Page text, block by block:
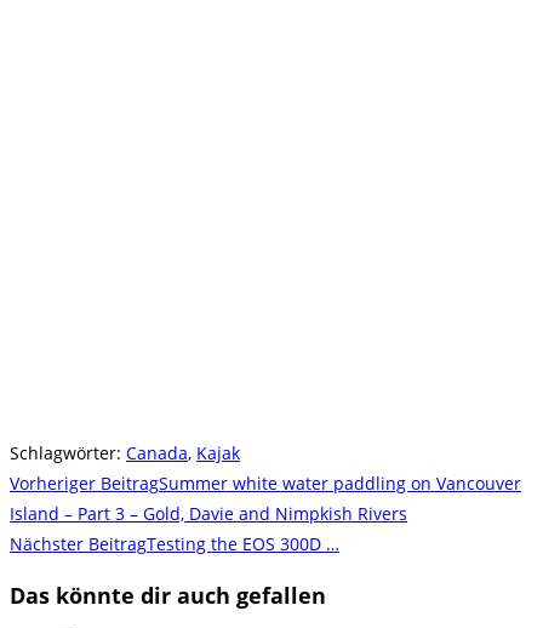
Schlagwörter: Canada, Kajak
Weitere
Artikel
ansehen
Vorheriger BeitragSummer white water paddling on Vancouver
Island – Part 3 – Gold, Davie and Nimpkish Rivers
Nächster BeitragTesting the EOS 300D …
Das könnte dir auch gefallen